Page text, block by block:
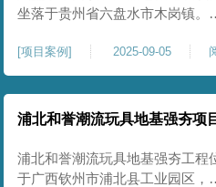
使
坐落于贵州省六盘水市木岗镇。
房、分拣车间、配套附属用房等
施。项目原始场地为新建建设用
地，土层分布不均、土体松散、
然固结程度较低，地基整体承载
筑需长期承受货物堆放荷载，对
基沉降稳定性、整体密实度要求较
[项目案例] 2025-09-05
浦北和誉潮流玩具地基强夯项
浦北和誉潮流玩具地基强夯工程
于广西钦州市浦北县工业园区，